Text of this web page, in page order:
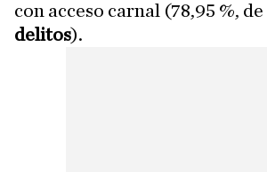
con acceso carnal (78,95 %, de
delitos).